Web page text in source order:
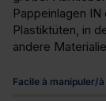
Pappeinlagen
Plastiktüten, in
andere
Facile à manipuler/